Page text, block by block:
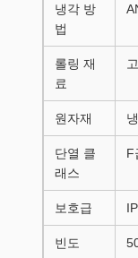
냉각 방
법
롤링 재
료
원자재
단열 클
래스
F
보호급
빈도